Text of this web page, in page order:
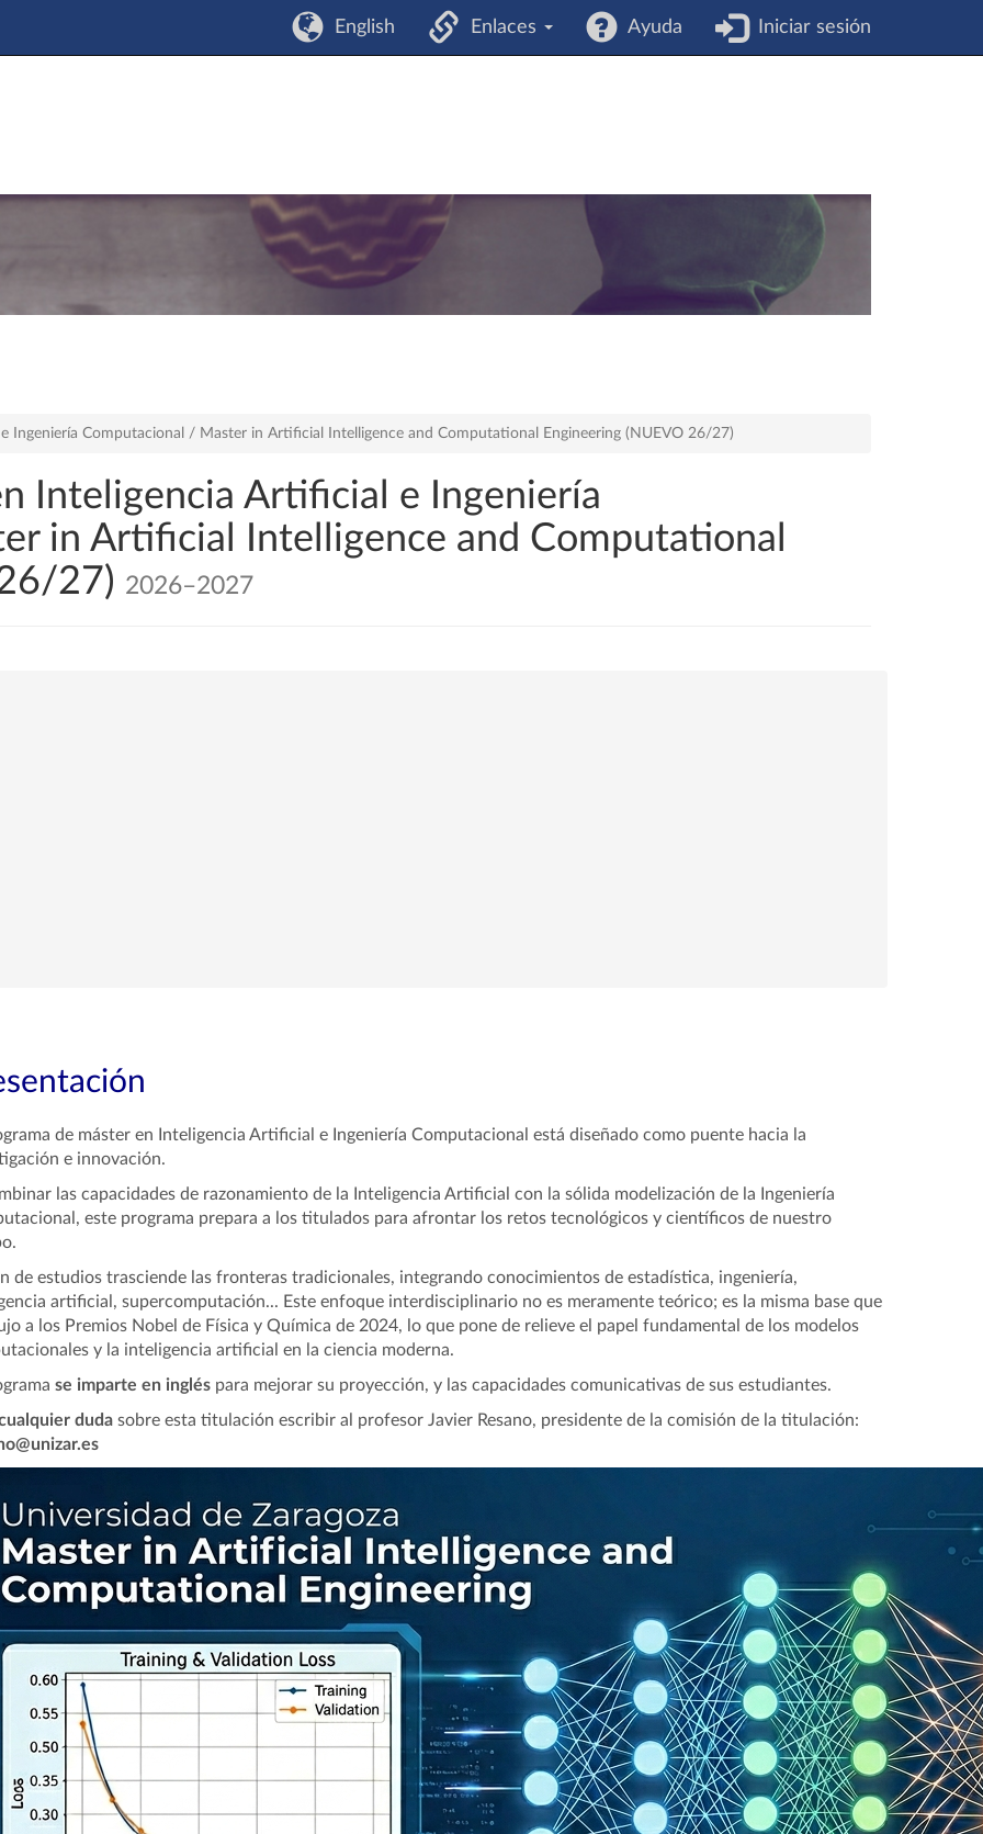
English Enlaces Ayuda Iniciar sesión
Ingeniería Computacional / Master in Artificial Intelligence and Computational Engineering (NUEVO 26/27)
Inteligencia Artificial e Ingeniería
in Artificial Intelligence and Computational
27) 2026–2027
de máster en Inteligencia Artificial e Ingeniería Computacional está diseñado como puente hacia la
e innovación.
las capacidades de razonamiento de la Inteligencia Artificial con la sólida modelización de la Ingeniería
este programa prepara a los titulados para afrontar los retos tecnológicos y científicos de nuestro
de estudios trasciende las fronteras tradicionales, integrando conocimientos de estadística, ingeniería,
artificial, supercomputación... Este enfoque interdisciplinario no es meramente teórico; es la misma base que
a los Premios Nobel de Física y Química de 2024, lo que pone de relieve el papel fundamental de los modelos
y la inteligencia artificial en la ciencia moderna.
se imparte en ingléspara mejorar su proyección, y las capacidades comunicativas de sus estudiantes.
dudasobre esta titulación escribir al profesor Javier Resano, presidente de la comisión de la titulación: